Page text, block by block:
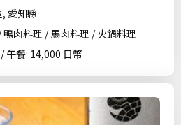
愛知縣
肉料理 / 馬肉料理 / 火鍋料理
午餐: 14,000 日幣